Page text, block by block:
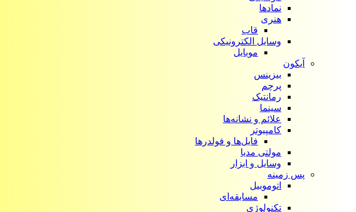
نمادها
هنری
قاب
وسایل الکترونیکی
موبایل
آیکون‌
بیزینس
پرچم
رمانتیک
سینما
علائم و نشانه‌ها
کامپیوتر
فایل‌ها و فولدرها
مولتی مدیا
وسایل و ابزار
پس زمینه
اتوموبیل
مسابقه‌ای
تکنولوژی